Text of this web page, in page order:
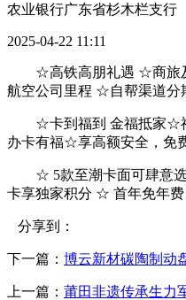
农业银行广东省杉木栏支行
2025-04-22 11:11
☆高铁高朋礼遇 ☆商旅及
航空公司里程 ☆自帮渠道分
☆卡到福到 金福抵家☆福
办卡有福☆享高额安全，免
☆ 5款至潮卡面可肆意选
卡享独家积分 ☆ 首年免年费
分享到：
下一篇： 博云新材碳陶制动
上一篇： 莆田非遗传承生力